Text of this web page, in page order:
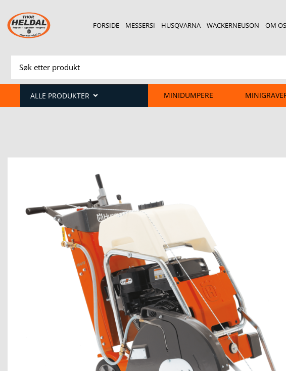
FORSIDE MESSERSI HUSQVARNA WACKERNEUSON OM
ALLE PRODUKTER MINIDUMPERE